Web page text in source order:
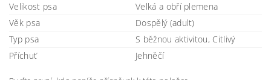
Velikost psa
Velká a obří plemena
Věk psa
Dospělý (adult)
Typ psa
S běžnou aktivitou, Citlivý
Příchuť
Jehněčí